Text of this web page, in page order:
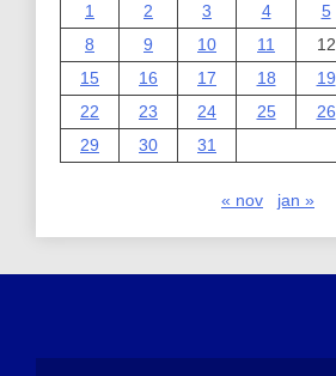
1
2 3 4 5
8
9 10 11 12
15
16 17 18 19
22
23 24 25 26
29
30 31
« nov jan »